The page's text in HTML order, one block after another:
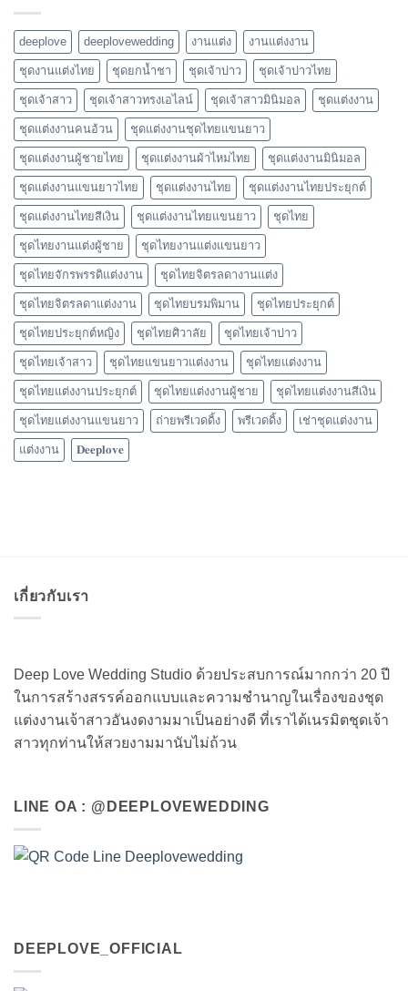
deeplove deeplovewedding งานแต่ง งานแต่งงาน
ชุดงานแต่งไทย ชุดยกน้ำชา ชุดเจ้าบ่าว ชุดเจ้าบ่าวไทย
ชุดเจ้าสาว ชุดเจ้าสาวทรงเอไลน์ ชุดเจ้าสาวมินิมอล ชุดแต่งงาน
ชุดแต่งงานคนอ้วน ชุดแต่งงานชุดไทยแขนยาว
ชุดแต่งงานผู้ชายไทย ชุดแต่งงานผ้าไหมไทย ชุดแต่งงานมินิมอล
ชุดแต่งงานแขนยาวไทย ชุดแต่งงานไทย ชุดแต่งงานไทยประยุกต์
ชุดแต่งงานไทยสีเงิน ชุดแต่งงานไทยแขนยาว ชุดไทย
ชุดไทยงานแต่งผู้ชาย ชุดไทยงานแต่งแขนยาว
ชุดไทยจักรพรรดิแต่งงาน ชุดไทยจิตรลดางานแต่ง
ชุดไทยจิตรลดาแต่งงาน ชุดไทยบรมพิมาน ชุดไทยประยุกต์
ชุดไทยประยุกต์หญิง ชุดไทยศิวาลัย ชุดไทยเจ้าบ่าว
ชุดไทยเจ้าสาว ชุดไทยแขนยาวแต่งงาน ชุดไทยแต่งงาน
ชุดไทยแต่งงานประยุกต์ ชุดไทยแต่งงานผู้ชาย ชุดไทยแต่งงานสีเงิน
ชุดไทยแต่งงานแขนยาว ถ่ายพรีเวดดิ้ง พรีเวดดิ้ง เช่าชุดแต่งงาน
แต่งงาน 𝐃𝐞𝐞𝐩𝐥𝐨𝐯𝐞
เกี่ยวกับเรา
Deep Love Wedding Studio ด้วยประสบการณ์มากกว่า 20 ปี
ในการสร้างสรรค์ออกแบบและความชำนาญในเรื่องของชุด
แต่งงานเจ้าสาวอันงดงามมาเป็นอย่างดี ที่เราได้เนรมิตชุดเจ้า
สาวทุกท่านให้สวยงามมานับไม่ถ้วน
LINE OA : @DEEPLOVEWEDDING
DEEPLOVE_OFFICIAL